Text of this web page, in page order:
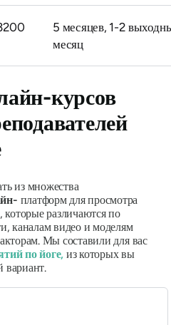
5 месяцев, 1-2
месяц
курсов
из множества
платформ для просмотра
различаются по
каналам видео и моделям
Мы составили для вас
по йоге, из которых вы
вариант.